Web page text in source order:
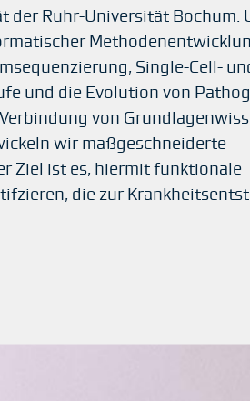
der Ruhr-Universität Bochum.
Single-Cell-
und die Evolution von
von
wir maßgeschneiderte
Ziel ist es, hiermit funktionale
die zur